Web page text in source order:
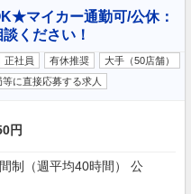
マイカー通勤可/公休：
ください！
正社員 有休推奨
大手（50店舗）
等に直接応募する求人
円
制（週平均40時間） 公